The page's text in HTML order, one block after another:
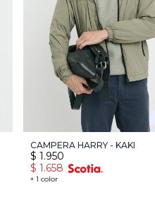
CAMPERA HARRY - KAKI
+ 1 color
$ 1.950
$ 1.658